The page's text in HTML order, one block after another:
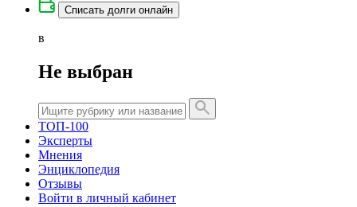
Списать долги онлайн
в
Не выбран
ТОП-100
Эксперты
Мнения
Энциклопедия
Отзывы
Войти в личный кабинет